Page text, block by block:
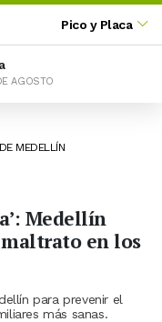
Pico y Placa
AGOSTO
MEDELLÍN
Medellín
en los
para prevenir el
más sanas.